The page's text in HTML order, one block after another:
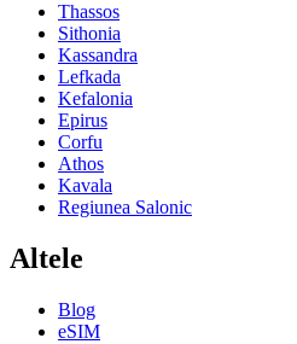
Thassos
Sithonia
Kassandra
Lefkada
Kefalonia
Epirus
Corfu
Athos
Kavala
Regiunea Salonic
Altele
Blog
eSIM